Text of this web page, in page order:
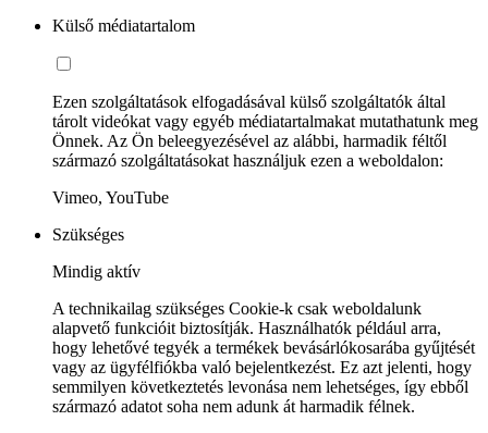
Külső médiatartalom
Ezen szolgáltatások elfogadásával külső szolgáltatók által
tárolt videókat vagy egyéb médiatartalmakat mutathatunk meg
Önnek. Az Ön beleegyezésével az alábbi, harmadik féltől
származó szolgáltatásokat használjuk ezen a weboldalon:
Vimeo, YouTube
Szükséges
Mindig aktív
A technikailag szükséges Cookie-k csak weboldalunk
alapvető funkcióit biztosítják. Használhatók például arra,
hogy lehetővé tegyék a termékek bevásárlókosarába gyűjtését
vagy az ügyfélfiókba való bejelentkezést. Ez azt jelenti, hogy
semmilyen következtetés levonása nem lehetséges, így ebből
származó adatot soha nem adunk át harmadik félnek.